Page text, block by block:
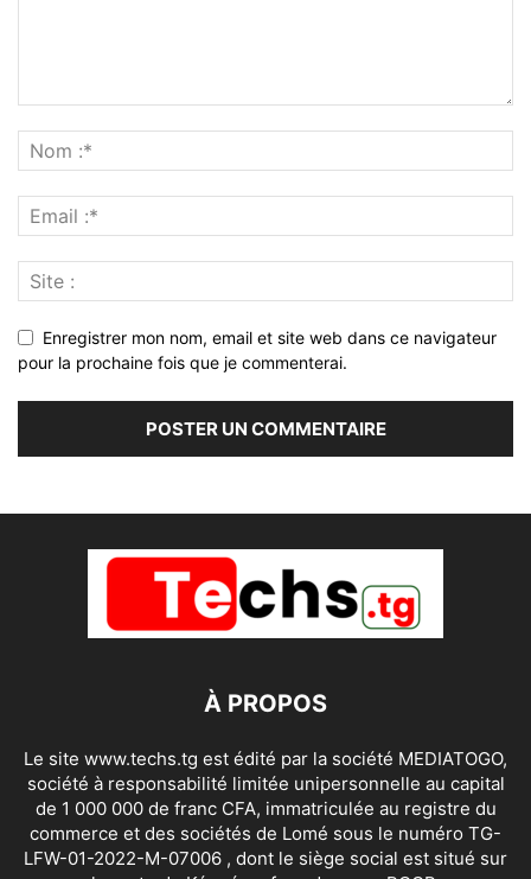
Enregistrer mon nom, email et site web dans ce navigateur
pour la prochaine fois que je commenterai.
À PROPOS
Le site www.techs.tg est édité par la société MEDIATOGO,
société à responsabilité limitée unipersonnelle au capital
de 1 000 000 de franc CFA, immatriculée au registre du
commerce et des sociétés de Lomé sous le numéro TG-
LFW-01-2022-M-07006 , dont le siège social est situé sur